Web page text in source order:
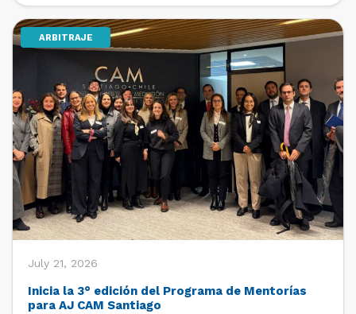
(SVYAP), iniciativa que reúne a jóvenes profesionales
interesados en el arbitraje doméstico e internacional,
[…]ARBITRAJE
July 21, 2026
Inicia la 3° edición del Programa de Mentorías
para AJ CAM Santiago